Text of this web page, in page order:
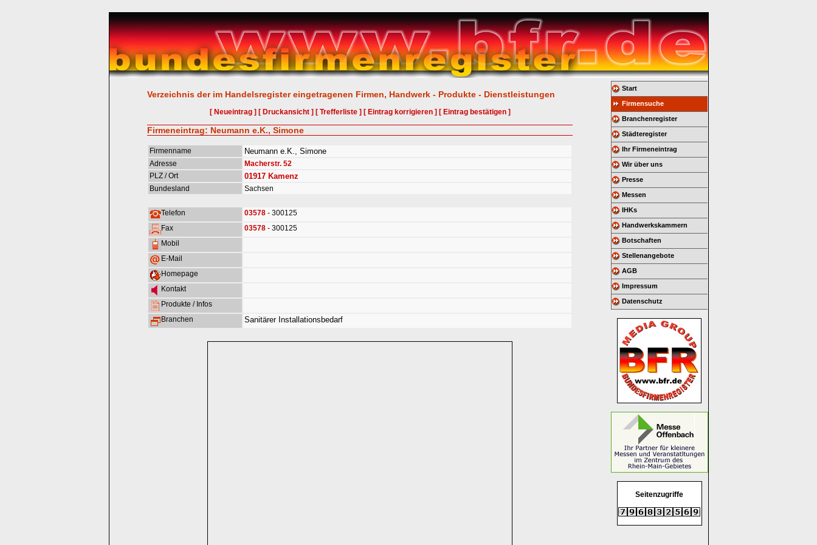
Verzeichnis der im Handelsregister eingetragenen Firmen, Handwerk - Produkte - Dienstleistungen
[ Neueintrag ] [ Druckansicht ] [ Trefferliste ] [ Eintrag korrigieren ] [ Eintrag bestätigen ]
Firmeneintrag: Neumann e.K., Simone
Firmenname Neumann e.K., Simone
Adresse
Macherstr. 52
PLZ / Ort
01917 Kamenz
Bundesland Sachsen
Telefon 03578 - 300125
Fax
03578 - 300125
Mobil
E-Mail
Homepage
Kontakt
Produkte / Infos
Branchen
Sanitärer Installationsbedarf
Start
Firmensuche
Branchenregister
Städteregister
Ihr Firmeneintrag
Wir über uns
Presse
Messen
IHKs
Handwerkskammern
Botschaften
Stellenangebote
AGB
Impressum
Datenschutz
Seitenzugriffe